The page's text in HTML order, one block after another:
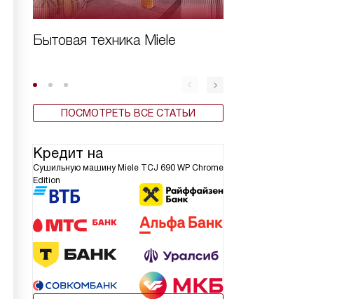
Бытовая техника Miele
ПОСМОТРЕТЬ ВСЕ СТАТЬИ
Кредит на
Сушильную машину Miele TCJ 690 WP Chrome
Edition